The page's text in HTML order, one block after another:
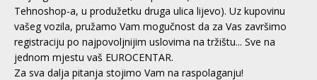
Tehnoshop-a, u produžetku druga ulica lijevo). Uz kupovinu
vašeg vozila, pružamo Vam mogučnost da za Vas završimo
registraciju po najpovoljnijim uslovima na tržištu... Sve na
jednom mjestu vaš EUROCENTAR.
Za sva dalja pitanja stojimo Vam na raspolaganju!